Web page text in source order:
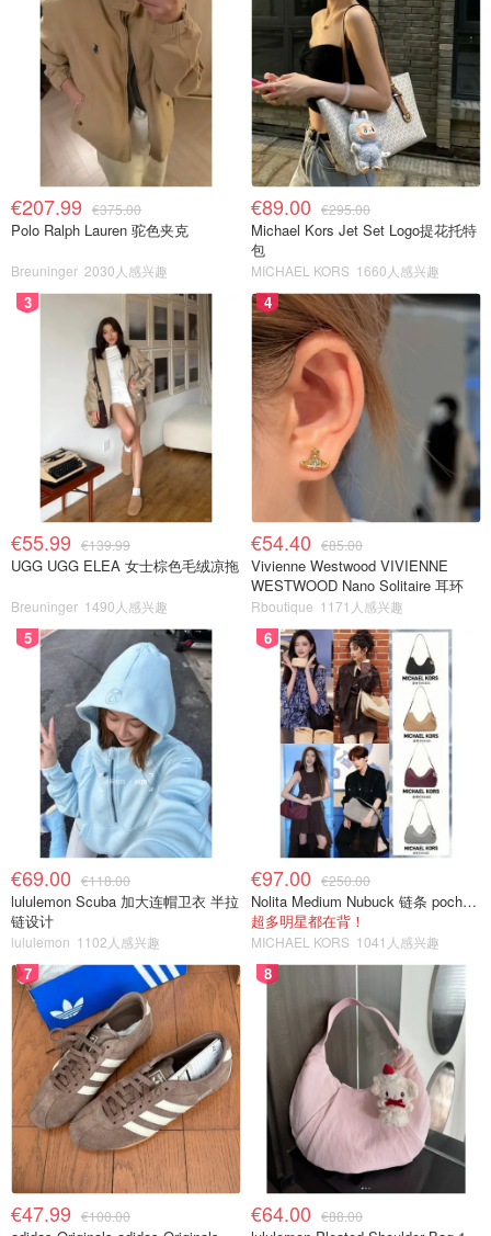
€207.99 €375.00
Polo Ralph Lauren 驼色夹克
Breuninger 2030人感兴趣
€89.00 €295.00
Michael Kors Jet Set Logo提花托特
包
MICHAEL KORS 1660人感兴趣
3
€55.99 €139.99
UGG UGG ELEA 女士棕色毛绒凉拖
Breuninger 1490人感兴趣
4
€54.40 €85.00
Vivienne Westwood VIVIENNE
WESTWOOD Nano Solitaire 耳环
Rboutique 1171人感兴趣
5
€69.00 €118.00
lululemon Scuba 加大连帽卫衣 半拉
链设计
lululemon 1102人感兴趣
6
€97.00 €250.00
Nolita Medium Nubuck 链条 pochette
超多明星都在背！
MICHAEL KORS 1041人感兴趣
7
€47.99 €100.00
8
€64.00 €88.00